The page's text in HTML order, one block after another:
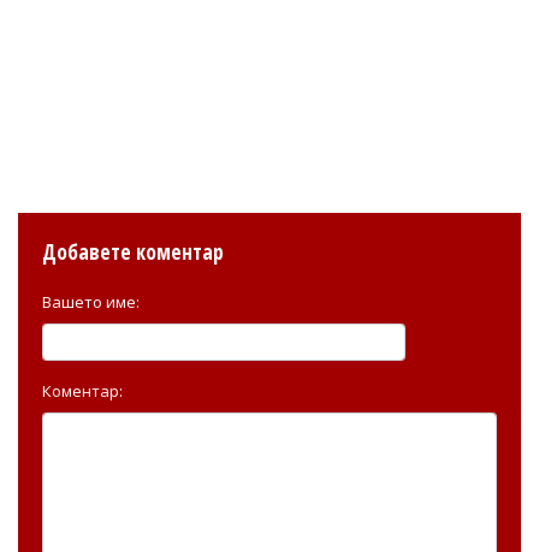
Добавете коментар
Вашето име:
Коментар: